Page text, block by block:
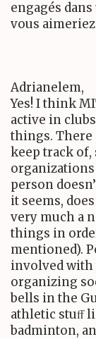
engagés dans
vous
Adrianelem,
Yes! I think
active in
things. There
keep track of,
person
it seems,
very much a
things in
mentioned).
involved with
organizing
bells in the
athletic stuﬀ
badminton,